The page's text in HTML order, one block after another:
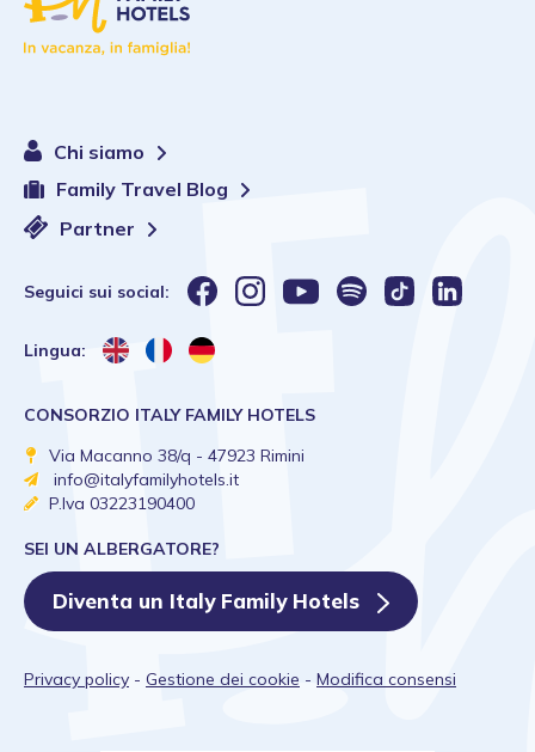
Chi siamo
Family Travel Blog
Partner
Seguici sui social:
Lingua:
CONSORZIO ITALY FAMILY HOTELS
Via Macanno 38/q - 47923 Rimini
info@italyfamilyhotels.it
P.Iva 03223190400
SEI UN ALBERGATORE?
Diventa un Italy Family Hotels
Privacy policy - Gestione dei cookie - Modifica consensi